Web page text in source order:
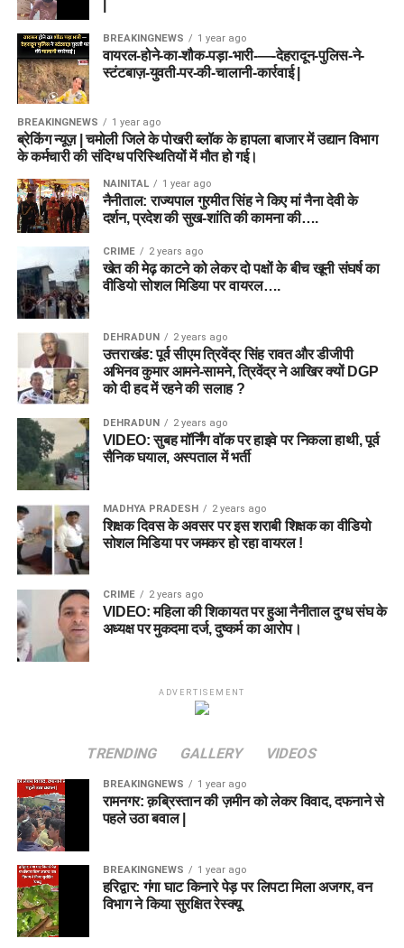
BREAKINGNEWS 1 year ago
वायरल-होने-का-शौक-पड़ा-भारी-—-देहरादून-पुलिस-ने-
स्टंटबाज़-युवती-पर-की-चालानी-कार्रवाई |
BREAKINGNEWS 1 year ago
ब्रेकिंग न्यूज़ | चमोली जिले के पोखरी ब्लॉक के हापला बाजार में उद्यान विभाग
के कर्मचारी की संदिग्ध परिस्थितियों में मौत हो गई।
NAINITAL 1 year ago
नैनीताल: राज्यपाल गुरमीत सिंह ने किए मां नैना देवी के
दर्शन, प्रदेश की सुख-शांति की कामना की….
CRIME 2 years ago
खेत की मेढ़ काटने को लेकर दो पक्षों के बीच खूनी संघर्ष का
वीडियो सोशल मिडिया पर वायरल….
DEHRADUN 2 years ago
उत्तराखंड: पूर्व सीएम त्रिवेंद्र सिंह रावत और डीजीपी
अभिनव कुमार आमने-सामने, त्रिवेंद्र ने आखिर क्यों DGP
को दी हद में रहने की सलाह ?
DEHRADUN 2 years ago
VIDEO: सुबह मॉर्निंग वॉक पर हाइवे पर निकला हाथी, पूर्व
सैनिक घयाल, अस्पताल में भर्ती
MADHYA PRADESH 2 years ago
शिक्षक दिवस के अवसर पर इस शराबी शिक्षक का वीडियो
सोशल मिडिया पर जमकर हो रहा वायरल !
CRIME 2 years ago
VIDEO: महिला की शिकायत पर हुआ नैनीताल दुग्ध संघ के
अध्यक्ष पर मुकदमा दर्ज, दुष्कर्म का आरोप।
ADVERTISEMENT
TRENDING GALLERY VIDEOS
BREAKINGNEWS 1 year ago
रामनगर: क़ब्रिस्तान की ज़मीन को लेकर विवाद, दफनाने से
पहले उठा बवाल |
BREAKINGNEWS 1 year ago
हरिद्वार: गंगा घाट किनारे पेड़ पर लिपटा मिला अजगर, वन
विभाग ने किया सुरक्षित रेस्क्यू